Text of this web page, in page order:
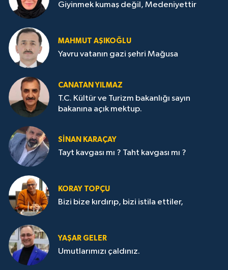
Giyinmek kumaş değil, Medeniyettir
MAHMUT AŞIKOĞLU
Yavru vatanın gazi şehri Mağusa
CANATAN YILMAZ
T.C. Kültür ve Turizm bakanlığı sayın
bakanına açık mektup.
SİNAN KARAÇAY
Tayt kavgası mı ? Taht kavgası mı ?
KORAY TOPÇU
Bizi bize kırdırıp, bizi istila ettiler,
YAŞAR GELER
Umutlarımızı çaldınız.